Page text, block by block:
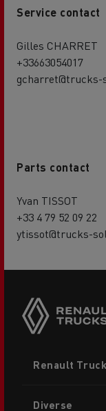
Service contact
Gilles CHARRET
+33663054017
Parts contact
Yvan TISSOT
+33 4 79 52 09 22
ytissot@trucks-
menu
Renault
Diverse